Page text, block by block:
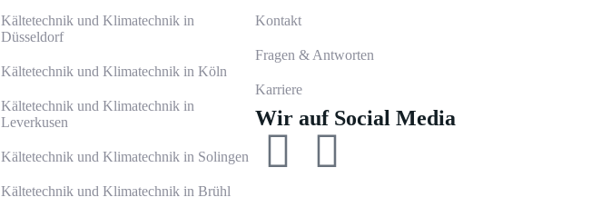
Kältetechnik und Klimatechnik in
Düsseldorf
Kältetechnik und Klimatechnik in Köln
Kältetechnik und Klimatechnik in
Leverkusen
Kältetechnik und Klimatechnik in Solingen
Kältetechnik und Klimatechnik in Brühl
Kontakt
Fragen & Antworten
Karriere
Wir auf Social Media